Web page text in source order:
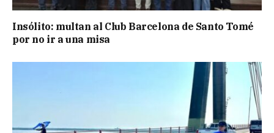
Insólito: multan al Club Barcelona de Santo Tomé
por no ir a una misa